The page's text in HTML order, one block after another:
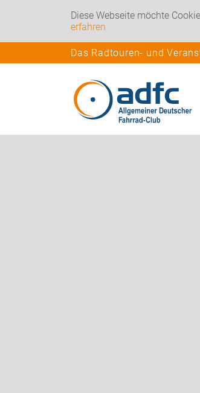
Diese Webseite möchte
erfahren
Das Radtouren- und